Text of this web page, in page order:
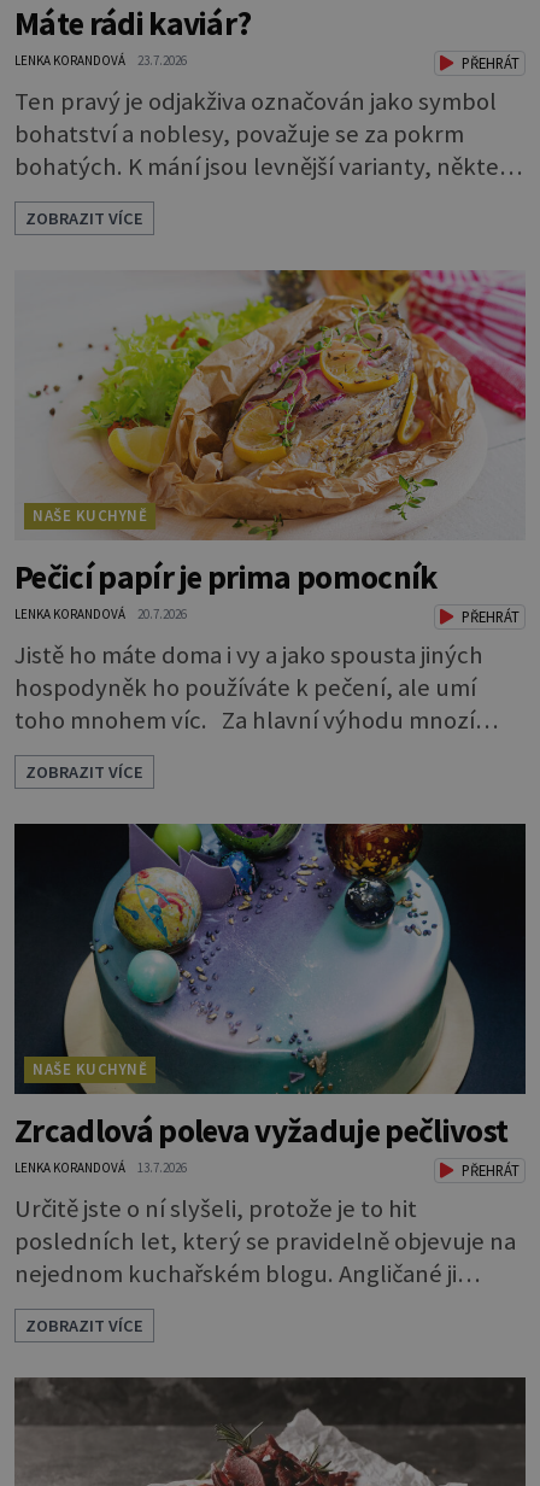
Máte rádi kaviár?
LENKA KORANDOVÁ 23.7.2026 PŘEHRÁT
Ten pravý je odjakživa označován jako symbol
bohatství a noblesy, považuje se za pokrm
bohatých. K mání jsou levnější varianty, některé
jsou ale dobarvovány a obsahují aditiva. Kaviár
jsou jikry vybraných druhů ryb. Je to zdravá
lahůdka. Najdete v něm plnohodnotné
bílkoviny, zdravé tuky, vitaminy A, D, E i B a
minerální látky draslík, fosfor, hořčík a jód.
Černý nebo červený
ZOBRAZIT VÍCE
NAŠE KUCHYNĚ
Pečicí papír je prima pomocník
LENKA KORANDOVÁ 20.7.2026 PŘEHRÁT
Jistě ho máte doma i vy a jako spousta jiných
hospodyněk ho používáte k pečení, ale umí
toho mnohem víc. Za hlavní výhodu mnozí
považují to, že nemusí vymazávat plech, ať už
pečou moučníky nebo nějaký druh slaného
pečiva. Ale to zdaleka není všechno. Papír se dá
použít na vyložení jakékoliv nádoby, když
nechceme, aby se její obsah přichytil na stěnu a
připálil. Například když pečete v
ZOBRAZIT VÍCE
NAŠE KUCHYNĚ
Zrcadlová poleva vyžaduje pečlivost
LENKA KORANDOVÁ 13.7.2026 PŘEHRÁT
Určitě jste o ní slyšeli, protože je to hit
posledních let, který se pravidelně objevuje na
nejednom kuchařském blogu. Angličané ji
nazývají mirror glaze, tedy zrcadlová poleva, a
opravdu se jako zrcadlo blyští. Pokud vás
napadlo, že byste si ji také rádi zkusili, klidně se
do toho dejte. A jaký že zázrak způsobí, že
vytvoříte takový lesk? Vlastně je to jednoduché.
Dort musíte před politím pár
ZOBRAZIT VÍCE